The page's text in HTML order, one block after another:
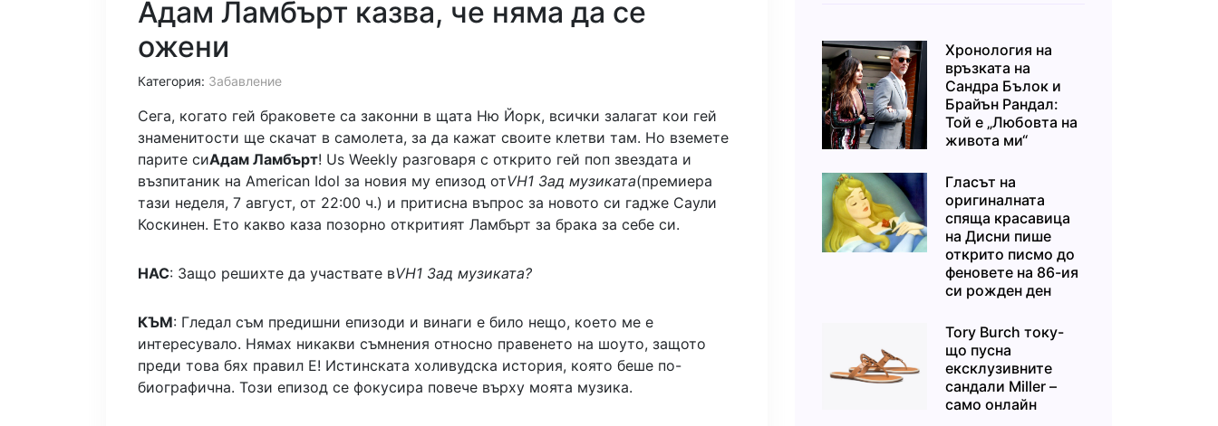
Адам Ламбърт казва, че няма да се
ожени
Категория: Забавление
Сега, когато гей браковете са законни в щата Ню Йорк, всички залагат кои гей
знаменитости ще скачат в самолета, за да кажат своите клетви там. Но вземете
парите сиАдам Ламбърт! Us Weekly разговаря с открито гей поп звездата и
възпитаник на American Idol за новия му епизод отVH1 Зад музиката(премиера
тази неделя, 7 август, от 22:00 ч.) и притисна въпрос за новото си гадже Саули
Коскинен. Ето какво каза позорно откритият Ламбърт за брака за себе си.
НАС: Защо решихте да участвате вVH1 Зад музиката?
КЪМ: Гледал съм предишни епизоди и винаги е било нещо, което ме е
интересувало. Нямах никакви съмнения относно правенето на шоуто, защото
преди това бях правил E! Истинската холивудска история, която беше по-
биографична. Този епизод се фокусира повече върху моята музика.
Хронология на
връзката на
Сандра Бълок и
Брайън Рандал:
Той е „Любовта на
живота ми“
Гласът на
оригиналната
спяща красавица
на Дисни пише
открито писмо до
феновете на 86-ия
си рожден ден
Tory Burch току-
що пусна
ексклузивните
сандали Miller –
само онлайн